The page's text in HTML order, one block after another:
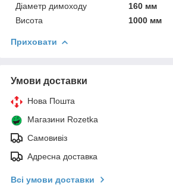
Діаметр димоходу
160 мм
Висота
1000 мм
Приховати
Умови доставки
Нова Пошта
Магазини Rozetka
Самовивіз
Адресна доставка
Всі умови доставки